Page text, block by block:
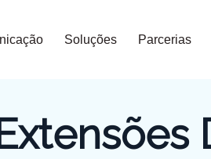
Soluções Parcerias
Extensões